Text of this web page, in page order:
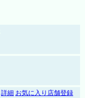
詳細 お気に入り店舗登録